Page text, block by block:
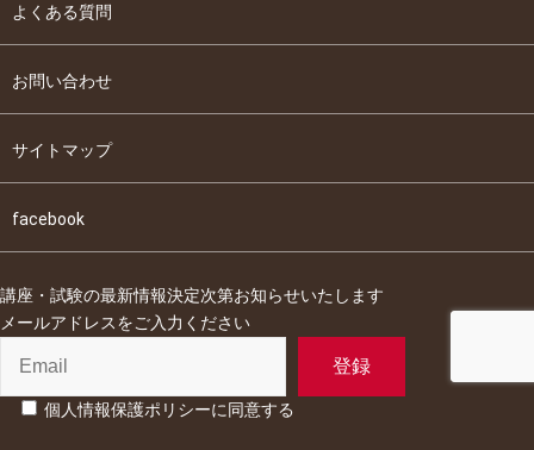
よくある質問
お問い合わせ
サイトマップ
facebook
講座・試験の最新情報決定次第お知らせいたします
メールアドレスをご入力ください
個人情報保護ポリシーに同意する